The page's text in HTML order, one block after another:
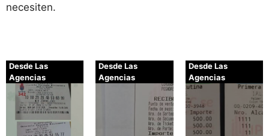
necesiten.
Desde Las
Agencias
Desde Las
Agencias
Desde Las
Agencias